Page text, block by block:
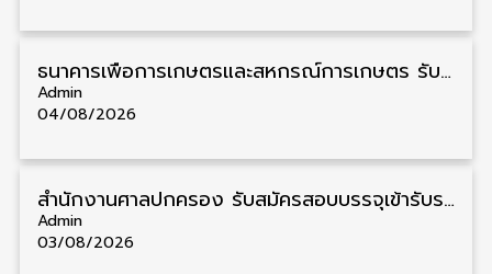
ธนาคารเพื่อการเกษตรและสหกรณ์การเกษตร รับสมัครบุคคลเพื่อเป็นผู้ช่วยพนักงาน วุฒิ ป.ตรี 5 อัตรา รับสมัคร 4 – 14 สิงหาคม
Admin
04/08/2026
สํานักงานศาลปกครอง รับสมัครสอบบรรจุเข้ารับราชการ วุฒิ ป.ตรี 72 อัตรา รับสมัคร 31 สิงหาคม – 18 กันยายน
Admin
03/08/2026